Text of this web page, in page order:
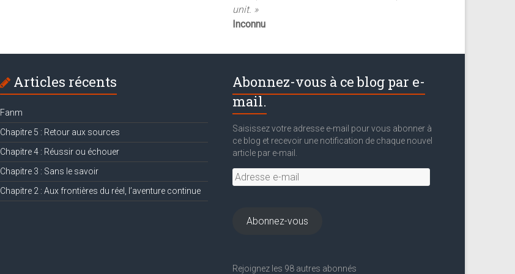
unit. »
Inconnu
Articles récents
Fanm
Chapitre 5 : Retour aux sources
Chapitre 4 : Réussir ou échouer
Chapitre 3 : Sans le savoir
Chapitre 2 : Aux frontières du réel, l’aventure continue
Abonnez-vous à ce blog par e-
mail.
Saisissez votre adresse e-mail pour vous abonner à
ce blog et recevoir une notification de chaque nouvel
article par e-mail.
Adresse
e-
Abonnez-vous
Rejoignez les 98 autres abonnés